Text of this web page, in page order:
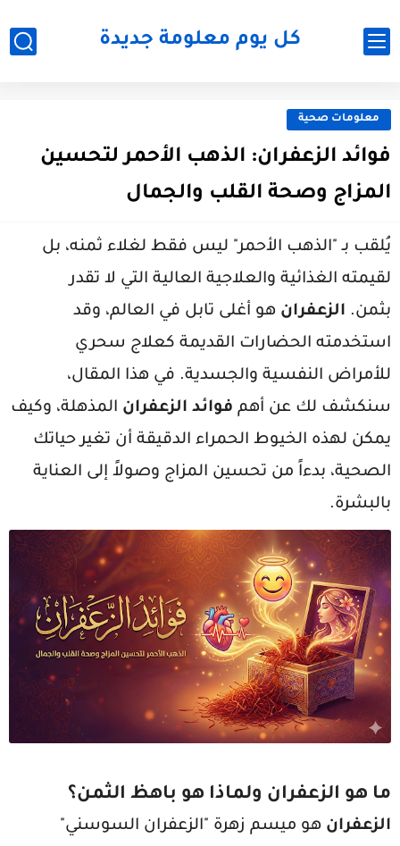
كل يوم معلومة جديدة
معلومات صحية
فوائد الزعفران: الذهب الأحمر لتحسين
المزاج وصحة القلب والجمال
يُلقب بـ "الذهب الأحمر" ليس فقط لغلاء ثمنه، بل
لقيمته الغذائية والعلاجية العالية التي لا تقدر
بثمن. الزعفران هو أغلى تابل في العالم، وقد
استخدمته الحضارات القديمة كعلاج سحري
للأمراض النفسية والجسدية. في هذا المقال،
سنكشف لك عن أهم فوائد الزعفران المذهلة، وكيف
يمكن لهذه الخيوط الحمراء الدقيقة أن تغير حياتك
الصحية، بدءاً من تحسين المزاج وصولاً إلى العناية
بالبشرة.
ما هو الزعفران ولماذا هو باهظ الثمن؟
الزعفران هو ميسم زهرة "الزعفران السوسني"